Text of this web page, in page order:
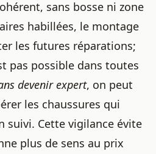
sans bosse ni zone
habillées, le montage
les futures réparations;
pas possible dans toutes
devenir expert, on peut
les chaussures qui
suivi. Cette vigilance évite
plus de sens au prix